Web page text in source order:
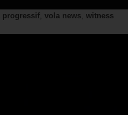
progressif, vola news, witness